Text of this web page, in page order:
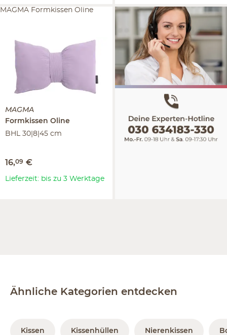
MAGMA
Formkissen Oline
BHL 30|8|45 cm
16,09 €
MAGMA Formkissen Oline
Lieferzeit: bis zu 3 Werktage
Ähnliche Kategorien entdecken
Kissen Kissenhüllen Nierenkissen